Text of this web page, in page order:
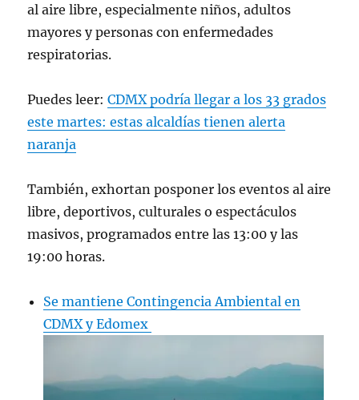
al aire libre, especialmente niños, adultos
mayores y personas con enfermedades
respiratorias.
Puedes leer:CDMX podría llegar a los 33 grados
este martes: estas alcaldías tienen alerta
naranja
También, exhortan posponer los eventos al aire
libre, deportivos, culturales o espectáculos
masivos, programados entre las 13:00 y las
19:00 horas.
Se mantiene Contingencia Ambiental en
CDMX y Edomex